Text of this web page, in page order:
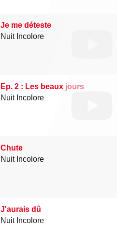
Je me déteste
Nuit Incolore
Ep. 2 : Les beaux jours
Nuit Incolore
Chute
Nuit Incolore
J'aurais dû
Nuit Incolore